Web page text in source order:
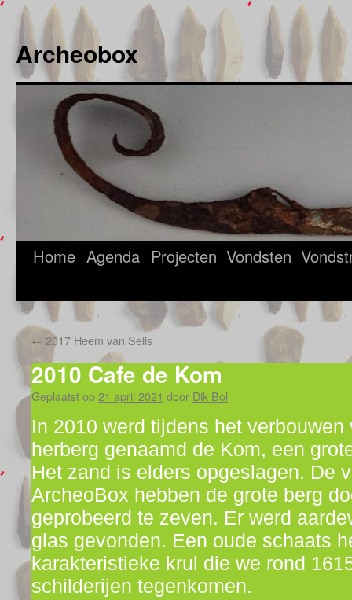
de
inhoud
Archeobox
Home Agenda Projecten Vondsten
← 2017 Heem van Selis
2010 Cafe de Kom
Geplaatst op21 april 2021 door Dik Bol
In 2010 werd tijdens het verbouwen
herberg genaamd de Kom, een
Het zand is elders opgeslagen. De
ArcheoBox hebben de grote berg
geprobeerd te zeven. Er werd
glas gevonden. Een oude schaats
karakteristieke krul die we rond
schilderijen tegenkomen.